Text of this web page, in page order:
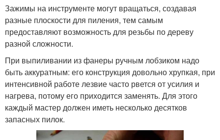
Зажимы на инструменте могут вращаться, создавая
разные плоскости для пиления, тем самым
предоставляют возможность для резьбы по дереву
разной сложности.
При выпиливании из фанеры ручным лобзиком надо
быть аккуратным: его конструкция довольно хрупкая, при
интенсивной работе лезвие часто рвется от усилия и
нагрева, потому его приходится заменять. Для этого
каждый мастер должен иметь несколько десятков
запасных пилок.